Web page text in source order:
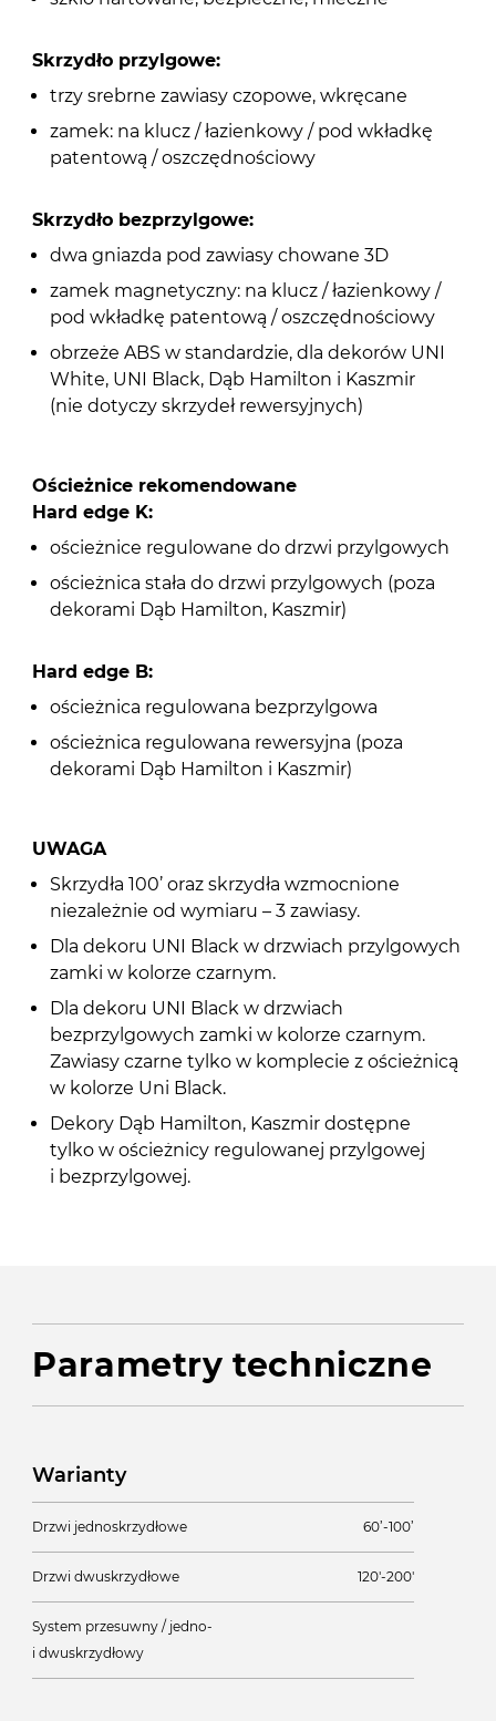
Skrzydło przylgowe:
trzy srebrne zawiasy czopowe, wkręcane
zamek: na klucz / łazienkowy / pod wkładkę
patentową / oszczędnościowy
Skrzydło bezprzylgowe:
dwa gniazda pod zawiasy chowane 3D
zamek magnetyczny: na klucz / łazienkowy /
pod wkładkę patentową / oszczędnościowy
obrzeże ABS w standardzie, dla dekorów UNI
White, UNI Black, Dąb Hamilton i Kaszmir
(nie dotyczy skrzydeł rewersyjnych)
Ościeżnice rekomendowane
Hard edge K:
ościeżnice regulowane do drzwi przylgowych
ościeżnica stała do drzwi przylgowych (poza
dekorami Dąb Hamilton, Kaszmir)
Hard edge B:
ościeżnica regulowana bezprzylgowa
ościeżnica regulowana rewersyjna (poza
dekorami Dąb Hamilton i Kaszmir)
UWAGA
Skrzydła 100’ oraz skrzydła wzmocnione
niezależnie od wymiaru – 3 zawiasy.
Dla dekoru UNI Black w drzwiach przylgowych
zamki w kolorze czarnym.
Dla dekoru UNI Black w drzwiach
bezprzylgowych zamki w kolorze czarnym.
Zawiasy czarne tylko w komplecie z ościeżnicą
w kolorze Uni Black.
Dekory Dąb Hamilton, Kaszmir dostępne
tylko w ościeżnicy regulowanej przylgowej
i bezprzylgowej.
Parametry techniczne
Warianty
Drzwi jednoskrzydłowe 60’-100’
Drzwi dwuskrzydłowe 120'-200'
System przesuwny / jedno-
i dwuskrzydłowy